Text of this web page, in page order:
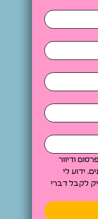
אני מאשר/ת קבלת פרסום ודיוור
באמצעי המדיה השונים. ידוע לי
שאוכל לבקש להפסיק לקבל דברי